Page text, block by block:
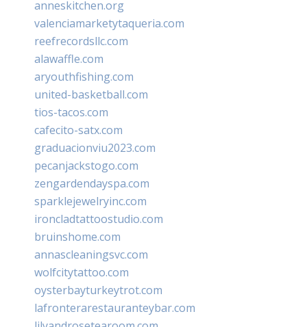
anneskitchen.org
valenciamarketytaqueria.com
reefrecordsllc.com
alawaffle.com
aryouthfishing.com
united-basketball.com
tios-tacos.com
cafecito-satx.com
graduacionviu2023.com
pecanjackstogo.com
zengardendayspa.com
sparklejewelryinc.com
ironcladtattoostudio.com
bruinshome.com
annascleaningsvc.com
wolfcitytattoo.com
oysterbayturkeytrot.com
lafronterarestauranteybar.com